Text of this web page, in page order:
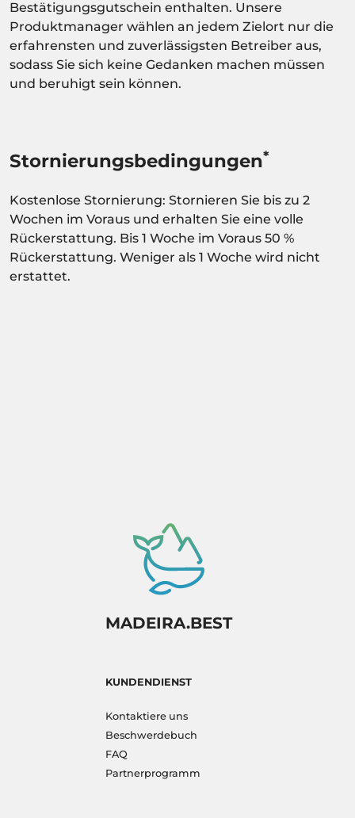
Bestätigungsgutschein enthalten. Unsere
Produktmanager wählen an jedem Zielort nur die
erfahrensten und zuverlässigsten Betreiber aus,
sodass Sie sich keine Gedanken machen müssen
und beruhigt sein können.
Stornierungsbedingungen*
Kostenlose Stornierung: Stornieren Sie bis zu 2
Wochen im Voraus und erhalten Sie eine volle
Rückerstattung. Bis 1 Woche im Voraus 50 %
Rückerstattung. Weniger als 1 Woche wird nicht
erstattet.
MADEIRA.BEST
KUNDENDIENST
Kontaktiere uns
Beschwerdebuch
FAQ
Partnerprogramm